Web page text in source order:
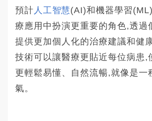
預計 人工智慧(AI)和機器學習
療應用中扮演更重要的角色,透過
提供更加個人化的治療建議和健
技術可以讓醫療更貼近每位病患,
更輕鬆易懂、自然流暢,就像是一
氣。